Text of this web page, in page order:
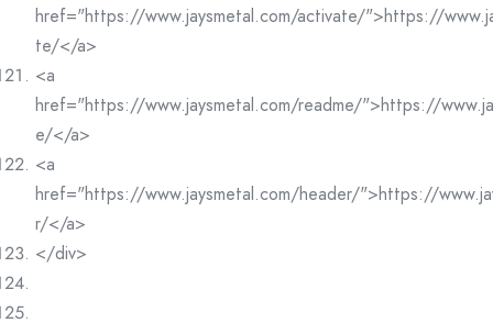
href="https://www.jaysmetal.com/activate/">https://
te/</a>
<a
href="https://www.jaysmetal.com/readme/">https://
e/</a>
<a
href="https://www.jaysmetal.com/header/">https://
r/</a>
</div>